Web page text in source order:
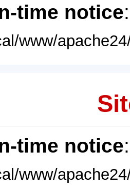
time notice
www/
time notice
www/